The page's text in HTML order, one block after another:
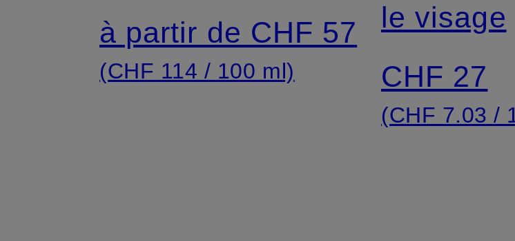
INTENSIF
APAISANT
à partir de CHF 57
(CHF 114 / 100 ml)
le visage
CHF 27
(CHF 7.03 /